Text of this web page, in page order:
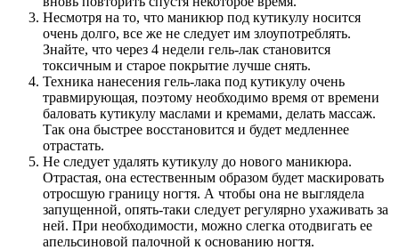
Несмотря на то, что маникюр под кутикулу носится
очень долго, все же не следует им злоупотреблять.
Знайте, что через 4 недели гель-лак становится
токсичным и старое покрытие лучше снять.
Техника нанесения гель-лака под кутикулу очень
травмирующая, поэтому необходимо время от времени
баловать кутикулу маслами и кремами, делать массаж.
Так она быстрее восстановится и будет медленнее
отрастать.
Не следует удалять кутикулу до нового маникюра.
Отрастая, она естественным образом будет маскировать
отросшую границу ногтя. А чтобы она не выглядела
запущенной, опять-таки следует регулярно ухаживать за
ней. При необходимости, можно слегка отодвигать ее
апельсиновой палочной к основанию ногтя.